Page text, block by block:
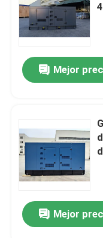
Hogar
Vídeos
Viaje de la fábrica
Mejor
Mejor